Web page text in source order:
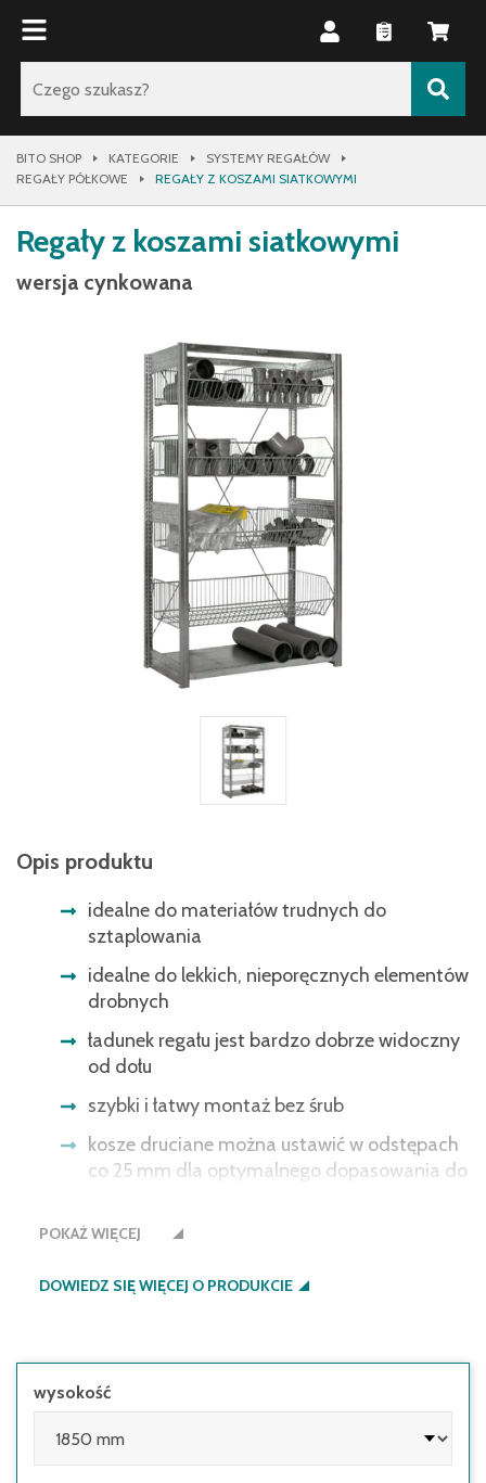
BITO SHOP KATEGORIE
SYSTEMY REGAŁÓW
REGAŁY PÓŁKOWE
REGAŁY Z KOSZAMI SIATKOWYMI
Regały z koszami siatkowymi
wersja cynkowana
Opis produktu
idealne do materiałów trudnych do
sztaplowania
idealne do lekkich, nieporęcznych elementów
drobnych
ładunek regału jest bardzo dobrze widoczny
od dołu
szybki i łatwy montaż bez śrub
kosze druciane można ustawić w odstępach
co 25 mm dla optymalnego dopasowania do
Użytkownik jest zobowiązany do
przechyłu:
głębokości regału jest większa niż 5:1
• regały wyposażone są w drzwi skrzydłowe o
stosunku wysokości do głębokości większym
niż 4:1
POKAŻ WIĘCEJ
DOWIEDZ SIĘ WIĘCEJ O PRODUKCIE
wysokość